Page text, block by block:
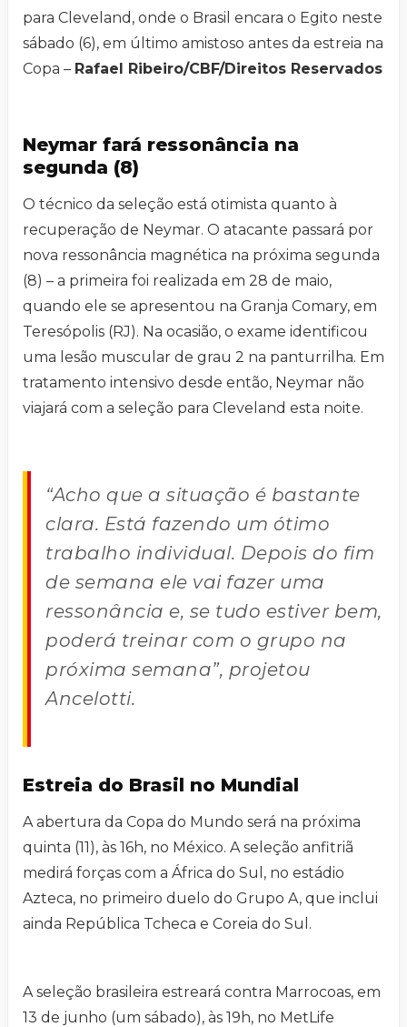
para Cleveland, onde o Brasil encara o Egito neste
sábado (6), em último amistoso antes da estreia na
Copa – Rafael Ribeiro/CBF/Direitos Reservados
Neymar fará ressonância na
segunda (8)
O técnico da seleção está otimista quanto à
recuperação de Neymar. O atacante passará por
nova ressonância magnética na próxima segunda
(8) – a primeira foi realizada em 28 de maio,
quando ele se apresentou na Granja Comary, em
Teresópolis (RJ). Na ocasião, o exame identificou
uma lesão muscular de grau 2 na panturrilha. Em
tratamento intensivo desde então, Neymar não
viajará com a seleção para Cleveland esta noite.
“Acho que a situação é bastante
clara. Está fazendo um ótimo
trabalho individual. Depois do fim
de semana ele vai fazer uma
ressonância e, se tudo estiver bem,
poderá treinar com o grupo na
próxima semana”, projetou
Ancelotti.
Estreia do Brasil no Mundial
A abertura da Copa do Mundo será na próxima
quinta (11), às 16h, no México. A seleção anfitriã
medirá forças com a África do Sul, no estádio
Azteca, no primeiro duelo do Grupo A, que inclui
ainda República Tcheca e Coreia do Sul.
A seleção brasileira estreará contra Marrocoas, em
13 de junho (um sábado), às 19h, no MetLife